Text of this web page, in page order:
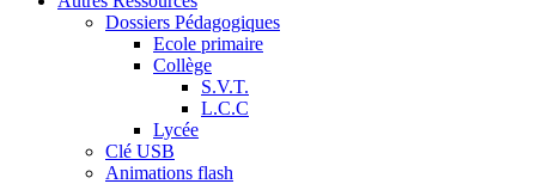
Dossiers Pédagogiques
Ecole primaire
Collège
S.V.T.
L.C.C
Lycée
Clé USB
Animations flash